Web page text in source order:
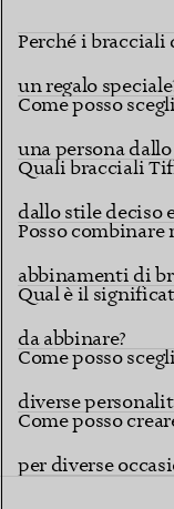
Perché i bracciali
un regalo
Come posso
una persona
Quali bracciali
dallo stile deciso
Posso
abbinamenti di
Qual è il
da abbinare?
Come posso
diverse
Come posso
per diverse